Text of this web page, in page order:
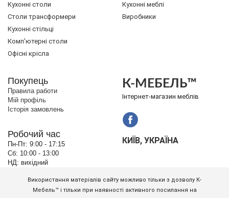
Кухонні столи
Cтоли трансформери
Кухонні стільці
Комп'ютерні столи
Офісні крісла
Кухонні меблі
Виробники
Використання матеріалів сайту можливо тільки з дозволу К-
Мебель™ і тільки при наявності активного посилання на
Покупець
Правила работи
Мій профіль
Історія замовлень
Робочий час
Пн-Пт: 9:00 - 17:15
Сб: 10:00 - 13:00
НД: вихідний
К-МЕБЕЛЬ™
Інтернет-магазин меблів
КИЇВ, УКРАЇНА